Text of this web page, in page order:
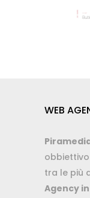
WEB
tra le più
Agency